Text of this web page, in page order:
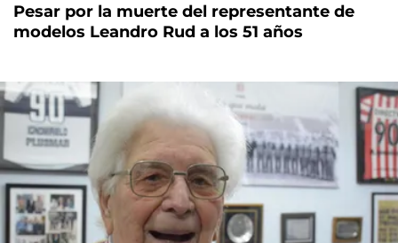
Pesar por la muerte del representante de
modelos Leandro Rud a los 51 años